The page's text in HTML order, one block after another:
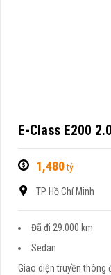
E-Class E200
1,480tỷ
TP Hồ Chí Minh
Đã đi 29.000 km
Sedan
Giao diện truyền thông